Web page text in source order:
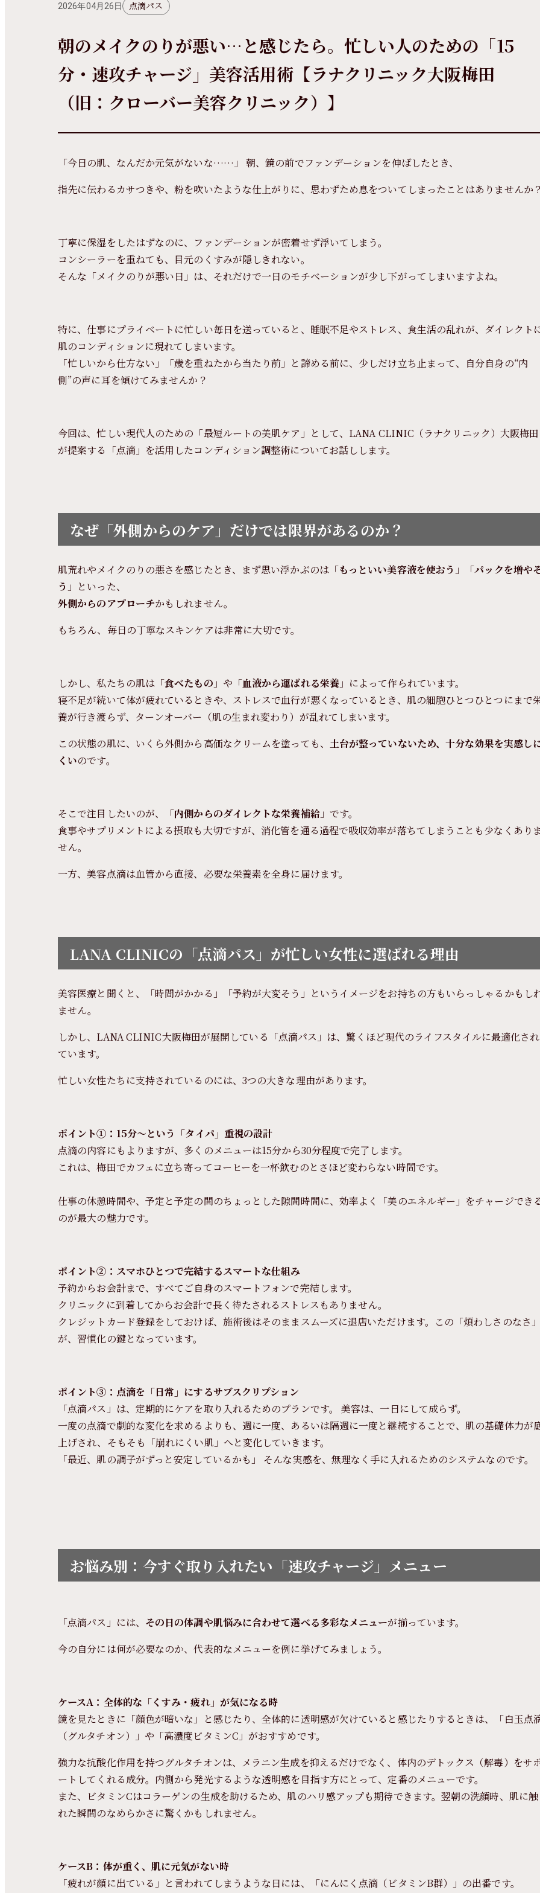
2026年04月26日 点滴パス
朝のメイクのりが悪い…と感じたら。忙しい人のための「15
分・速攻チャージ」美容活用術【ラナクリニック大阪梅田
（旧：クローバー美容クリニック）】
「今日の肌、なんだか元気がないな……」 朝、鏡の前でファンデーションを伸ばしたとき、
指先に伝わるカサつきや、粉を吹いたような仕上がりに、思わずため息をついてしまったことはありませんか
丁寧に保湿をしたはずなのに、ファンデーションが密着せず浮いてしまう。
コンシーラーを重ねても、目元のくすみが隠しきれない。
そんな「メイクのりが悪い日」は、それだけで一日のモチベーションが少し下がってしまいますよね。
特に、仕事にプライベートに忙しい毎日を送っていると、睡眠不足やストレス、食生活の乱れが、ダイレクト
肌のコンディションに現れてしまいます。
「忙しいから仕方ない」「歳を重ねたから当たり前」と諦める前に、少しだけ立ち止まって、自分自身の“内
側”の声に耳を傾けてみませんか？
今回は、忙しい現代人のための「最短ルートの美肌ケア」として、LANA CLINIC（ラナクリニック）大阪梅田
が提案する「点滴」を活用したコンディション調整術についてお話しします。
なぜ「外側からのケア」だけでは限界があるのか？
肌荒れやメイクのりの悪さを感じたとき、まず思い浮かぶのは「もっといい美容液を使おう 」「パックを増や
う 」といった、
外側からのアプローチかもしれません。
もちろん、毎日の丁寧なスキンケアは非常に大切です。
しかし、私たちの肌は「食べたもの 」や「血液から運ばれる栄養」によって作られています。
寝不足が続いて体が疲れているときや、ストレスで血行が悪くなっているとき、肌の細胞ひとつひとつにまで
養が行き渡らず、ターンオーバー（肌の生まれ変わり）が乱れてしまいます。
この状態の肌に、いくら外側から高価なクリームを塗っても、 土台が整っていないため、十分な効果を実感し
くいのです。
そこで注目したいのが、「内側からのダイレクトな栄養補給」です。
食事やサプリメントによる摂取も大切ですが、消化管を通る過程で吸収効率が落ちてしまうことも少なくあり
せん。
一方、美容点滴は血管から直接、必要な栄養素を全身に届けます。
LANA CLINICの「点滴パス」が忙しい女性に選ばれる理由
美容医療と聞くと、「時間がかかる」「予約が大変そう」というイメージをお持ちの方もいらっしゃるかもし
ません。
しかし、LANA CLINIC大阪梅田が展開している「点滴パス」は、驚くほど現代のライフスタイルに最適化され
ています。
忙しい女性たちに支持されているのには、3つの大きな理由があります。
ポイント①：15分〜という「タイパ」重視の設計
点滴の内容にもよりますが、多くのメニューは15分から30分程度で完了します。
これは、梅田でカフェに立ち寄ってコーヒーを一杯飲むのとさほど変わらない時間です。
仕事の休憩時間や、予定と予定の間のちょっとした隙間時間に、効率よく「美のエネルギー」をチャージでき
のが最大の魅力です。
ポイント②：スマホひとつで完結するスマートな仕組み
予約からお会計まで、すべてご自身のスマートフォンで完結します。
クリニックに到着してからお会計で長く待たされるストレスもありません。
クレジットカード登録をしておけば、施術後はそのままスムーズに退店いただけます。この「煩わしさのなさ
が、習慣化の鍵となっています。
ポイント③：点滴を「日常」にするサブスクリプション
「点滴パス」は、定期的にケアを取り入れるためのプランです。 美容は、一日にして成らず。
一度の点滴で劇的な変化を求めるよりも、週に一度、あるいは隔週に一度と継続することで、肌の基礎体力が
上げされ、そもそも「崩れにくい肌」へと変化していきます。
「最近、肌の調子がずっと安定しているかも」 そんな実感を、無理なく手に入れるためのシステムなのです。
お悩み別：今すぐ取り入れたい「速攻チャージ」メニュー
「点滴パス」には、 その日の体調や肌悩みに合わせて選べる多彩なメニューが揃っています。
今の自分には何が必要なのか、代表的なメニューを例に挙げてみましょう。
ケースA：全体的な「くすみ・疲れ」が気になる時
鏡を見たときに「顔色が暗いな」と感じたり、全体的に透明感が欠けていると感じたりするときは、「白玉点
（グルタチオン）」や「高濃度ビタミンC」がおすすめです。
強力な抗酸化作用を持つグルタチオンは、メラニン生成を抑えるだけでなく、体内のデトックス（解毒）をサ
ートしてくれる成分。内側から発光するような透明感を目指す方にとって、定番のメニューです。
また、ビタミンCはコラーゲンの生成を助けるため、肌のハリ感アップも期待できます。翌朝の洗顔時、肌に触
れた瞬間のなめらかさに驚くかもしれません。
ケースB：体が重く、肌に元気がない時
「疲れが顔に出ている」と言われてしまうような日には、「にんにく点滴（ビタミンB群）」の出番です。